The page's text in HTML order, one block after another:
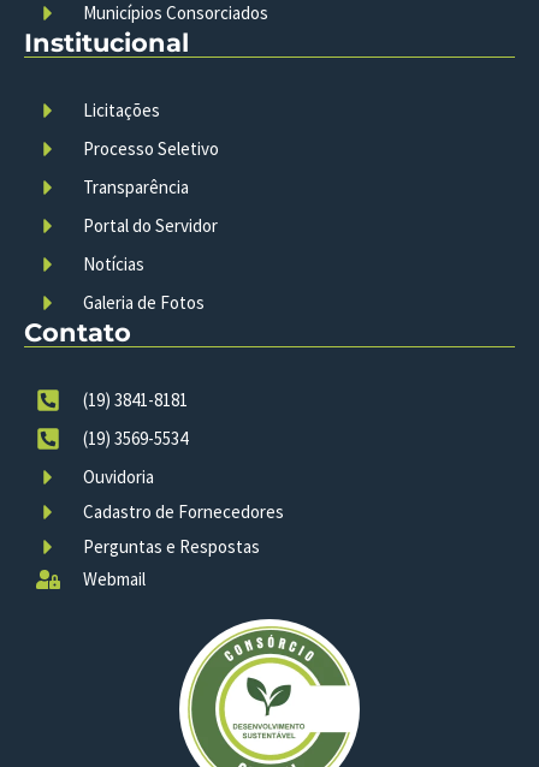
Municípios Consorciados
Institucional
Licitações
Processo Seletivo
Transparência
Portal do Servidor
Notícias
Galeria de Fotos
Contato
(19) 3841-8181
(19) 3569-5534
Ouvidoria
Cadastro de Fornecedores
Perguntas e Respostas
Webmail